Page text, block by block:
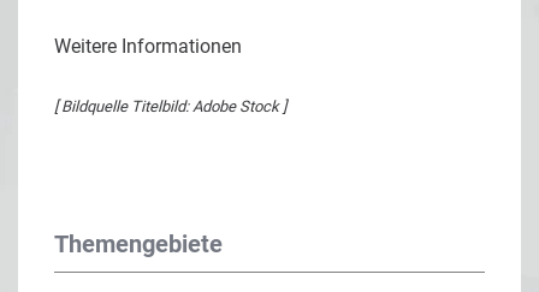
Weitere Informationen
[ Bildquelle Titelbild: Adobe Stock ]
Themengebiete